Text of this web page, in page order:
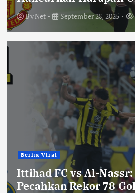
ByNet September 28, 2025
Berita Viral
Ittihad FC vs Al-Nassr:
Pecahkan Rekor 78